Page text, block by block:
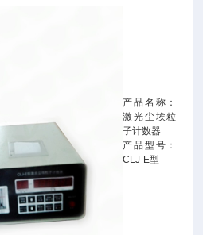
产品名称：
激光尘埃粒
子计数器
产品型号：
CLJ-E型